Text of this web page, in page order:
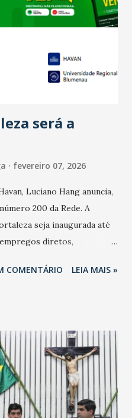
de 2025, 40% dos
com lucro e outros 40%
Já o percentual de
em 19%, pouco abaixo
1% não existiam em
o faturamento também
será a
fevereiro 07, 2026
Luciano Hang anuncia,
200 da Rede. A
seja inaugurada até
diretos,
oficialmente, mas
COMENTÁRIO LEIA MAIS »